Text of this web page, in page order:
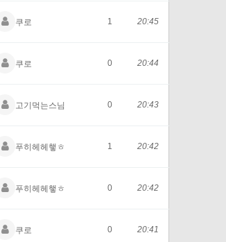
쿠로 1 20:45
쿠로 0 20:44
고기먹는스님 0 20:43
푸히헤헤햏ㅎ 1 20:42
푸히헤헤햏ㅎ 0 20:42
쿠로 0 20:41